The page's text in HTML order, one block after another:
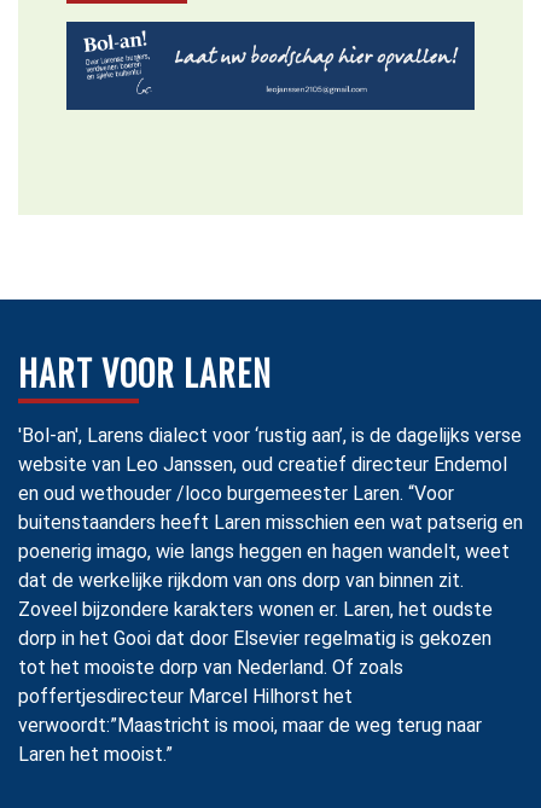
HART VOOR LAREN
'Bol-an', Larens dialect voor ‘rustig aan’, is de dagelijks verse
website van Leo Janssen, oud creatief directeur Endemol
en oud wethouder /loco burgemeester Laren. “Voor
buitenstaanders heeft Laren misschien een wat patserig en
poenerig imago, wie langs heggen en hagen wandelt, weet
dat de werkelijke rijkdom van ons dorp van binnen zit.
Zoveel bijzondere karakters wonen er. Laren, het oudste
dorp in het Gooi dat door Elsevier regelmatig is gekozen
tot het mooiste dorp van Nederland. Of zoals
poffertjesdirecteur Marcel Hilhorst het
verwoordt:”Maastricht is mooi, maar de weg terug naar
Laren het mooist.”